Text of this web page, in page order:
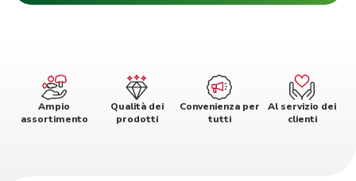
Ampio
assortimento
Qualità dei
prodotti
Convenienza per
tutti
Al servizio dei
clienti